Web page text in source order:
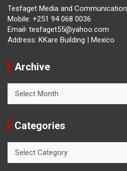
Tesfaget Media and Communication
Mobile: +251 94 068 0036
Email፡ tesfaget55@yahoo.com
Address: KKare Building | Mexico
Archive
Categories